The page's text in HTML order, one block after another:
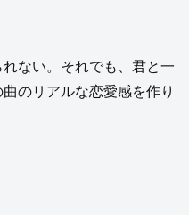
ない。それでも、君と一
のリアルな恋愛感を作り